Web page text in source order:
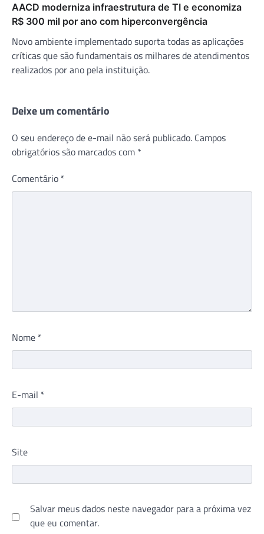
AACD moderniza infraestrutura de TI e economiza
R$ 300 mil por ano com hiperconvergência
Novo ambiente implementado suporta todas as aplicações
críticas que são fundamentais os milhares de atendimentos
realizados por ano pela instituição.
Deixe um comentário
O seu endereço de e-mail não será publicado. Campos
obrigatórios são marcados com *
Comentário *
Nome *
E-mail *
Site
Salvar meus dados neste navegador para a próxima vez
que eu comentar.